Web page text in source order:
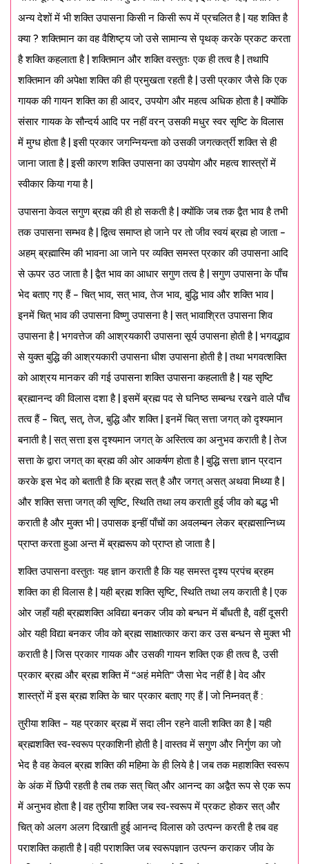
अन्य देशों में भी शक्ति उपासना किसी न किसी रूप में प्रचलित है | यह शक्ति है
क्या ? शक्तिमान का वह वैशिष्ट्य जो उसे सामान्य से पृथक् करके प्रकट करता
है शक्ति कहलाता है | शक्तिमान और शक्ति वस्तुतः एक ही तत्व है | तथापि
शक्तिमान की अपेक्षा शक्ति की ही प्रमुखता रहती है | उसी प्रकार जैसे कि एक
गायक की गायन शक्ति का ही आदर, उपयोग और महत्व अधिक होता है | क्योंकि
संसार गायक के सौन्दर्य आदि पर नहीं वरन् उसकी मधुर स्वर सृष्टि के विलास
में मुग्ध होता है | इसी प्रकार जगन्नियन्ता को उसकी जगत्कर्त्री शक्ति से ही
जाना जाता है | इसी कारण शक्ति उपासना का उपयोग और महत्व शास्त्रों में
स्वीकार किया गया है |
उपासना केवल सगुण ब्रह्म की ही हो सकती है | क्योंकि जब तक द्वैत भाव है तभी
तक उपासना सम्भव है | द्वित्व समाप्त हो जाने पर तो जीव स्वयं ब्रह्म हो जाता –
अहम् ब्रह्मास्मि की भावना आ जाने पर व्यक्ति समस्त प्रकार की उपासना आदि
से ऊपर उठ जाता है | द्वैत भाव का आधार सगुण तत्व है | सगुण उपासना के पाँच
भेद बताए गए हैं – चित् भाव, सत् भाव, तेज भाव, बुद्धि भाव और शक्ति भाव |
इनमें चित् भाव की उपासना विष्णु उपासना है | सत् भावाश्रित उपासना शिव
उपासना है | भगवत्तेज की आश्रयकारी उपासना सूर्य उपासना होती है | भगवद्भाव
से युक्त बुद्धि की आश्रयकारी उपासना धीश उपासना होती है | तथा भगवत्शक्ति
को आश्रय मानकर की गई उपासना शक्ति उपासना कहलाती है | यह सृष्टि
ब्रह्मानन्द की विलास दशा है | इसमें ब्रह्म पद से घनिष्ठ सम्बन्ध रखने वाले पाँच
तत्व हैं – चित्, सत्, तेज, बुद्धि और शक्ति | इनमें चित् सत्ता जगत् को दृश्यमान
बनाती है | सत् सत्ता इस दृश्यमान जगत् के अस्तित्व का अनुभव कराती है | तेज
सत्ता के द्वारा जगत् का ब्रह्म की ओर आकर्षण होता है | बुद्धि सत्ता ज्ञान प्रदान
करके इस भेद को बताती है कि ब्रह्म सत् है और जगत् असत् अथवा मिथ्या है |
और शक्ति सत्ता जगत् की सृष्टि, स्थिति तथा लय कराती हुई जीव को बद्ध भी
कराती है और मुक्त भी | उपासक इन्हीं पाँचों का अवलम्बन लेकर ब्रह्मसान्निध्य
प्राप्त करता हुआ अन्त में ब्रह्मरूप को प्राप्त हो जाता है |
शक्ति उपासना वस्तुतः यह ज्ञान कराती है कि यह समस्त दृश्य प्रपंच ब्रहम
शक्ति का ही विलास है | यही ब्रह्म शक्ति सृष्टि, स्थिति तथा लय कराती है | एक
ओर जहाँ यही ब्रह्मशक्ति अविद्या बनकर जीव को बन्धन में बाँधती है, वहीं दूसरी
ओर यही विद्या बनकर जीव को ब्रह्म साक्षात्कार करा कर उस बन्धन से मुक्त भी
कराती है | जिस प्रकार गायक और उसकी गायन शक्ति एक ही तत्व है, उसी
प्रकार ब्रह्म और ब्रह्म शक्ति में “अहं ममेति” जैसा भेद नहीं है | वेद और
शास्त्रों में इस ब्रह्म शक्ति के चार प्रकार बताए गए हैं | जो निम्नवत् हैं :
तुरीया शक्ति – यह प्रकार ब्रह्म में सदा लीन रहने वाली शक्ति का है | यही
ब्रह्मशक्ति स्व-स्वरूप प्रकाशिनी होती है | वास्तव में सगुण और निर्गुण का जो
भेद है वह केवल ब्रह्म शक्ति की महिमा के ही लिये है | जब तक महाशक्ति स्वरूप
के अंक में छिपी रहती है तब तक सत् चित् और आनन्द का अद्वैत रूप से एक रूप
में अनुभव होता है | वह तुरीया शक्ति जब स्व-स्वरूप में प्रकट होकर सत् और
चित् को अलग अलग दिखाती हुई आनन्द विलास को उत्पन्न करती है तब वह
पराशक्ति कहाती है | वही पराशक्ति जब स्वरूपज्ञान उत्पन्न कराकर जीव के